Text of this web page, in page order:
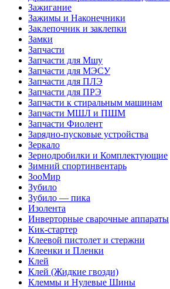
Зажигание
Зажимы и Наконечники
Заклепочник и заклепки
Замки
Запчасти
Запчасти для Мшу
Запчасти для МЭСУ
Запчасти для ПЛЭ
Запчасти для ПРЭ
Запчасти к стиральным машинам
Запчасти МШЛ и ПШМ
Запчасти Фиолент
Зарядно-пусковые устройства
Зеркало
Зернодробилки и Комплектующие
Зимний спортинвентарь
ЗооМир
Зубило
Зубило — пика
Изолента
Инверторные сварочные аппараты
Кик-стартер
Клеевой пистолет и стержни
Клеенки и Пленки
Клей
Клей (Жидкие гвозди)
Клеммы и Нулевые Шины